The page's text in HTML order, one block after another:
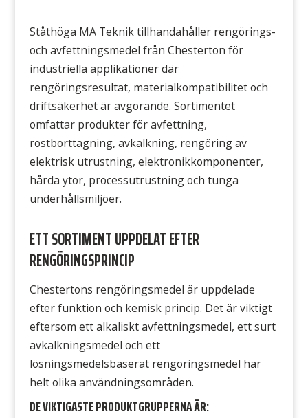
Ståthöga MA Teknik tillhandahåller rengörings-
och avfettningsmedel från Chesterton för
industriella applikationer där
rengöringsresultat, materialkompatibilitet och
driftsäkerhet är avgörande. Sortimentet
omfattar produkter för avfettning,
rostborttagning, avkalkning, rengöring av
elektrisk utrustning, elektronikkomponenter,
hårda ytor, processutrustning och tunga
underhållsmiljöer.
ETT SORTIMENT UPPDELAT EFTER
RENGÖRINGSPRINCIP
Chestertons rengöringsmedel är uppdelade
efter funktion och kemisk princip. Det är viktigt
eftersom ett alkaliskt avfettningsmedel, ett surt
avkalkningsmedel och ett
lösningsmedelsbaserat rengöringsmedel har
helt olika användningsområden.
DE VIKTIGASTE PRODUKTGRUPPERNA ÄR: